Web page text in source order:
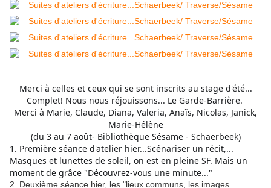
Merci à celles et ceux qui se sont inscrits au stage d'été...
Complet! Nous nous réjouissons... Le Garde-Barrière.
Merci à Marie, Claude, Diana, Valeria, Anaïs, Nicolas, Janick,
Marie-Hélène
(du 3 au 7 août- Bibliothèque Sésame - Schaerbeek)
1. Première séance d'atelier hier...Scénariser un récit,...
Masques et lunettes de soleil, on est en pleine SF. Mais un
moment de grâce "Découvrez-vous une minute..."
2. Deuxième séance hier, les "lieux communs, les images